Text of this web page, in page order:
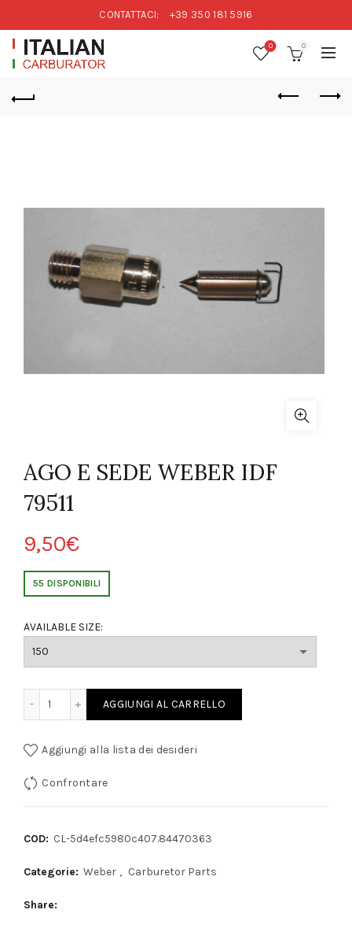
CONTATTACI: +39 350 181 5916
0 0
AGO E SEDE WEBER IDF
79511
9,50€
55 DISPONIBILI
AVAILABLE SIZE:
AGGIUNGI AL CARRELLO
Aggiungi alla lista dei desideri
Confrontare
COD: CL-5d4efc5980c407.84470363
Categorie: Weber , Carburetor Parts
Share